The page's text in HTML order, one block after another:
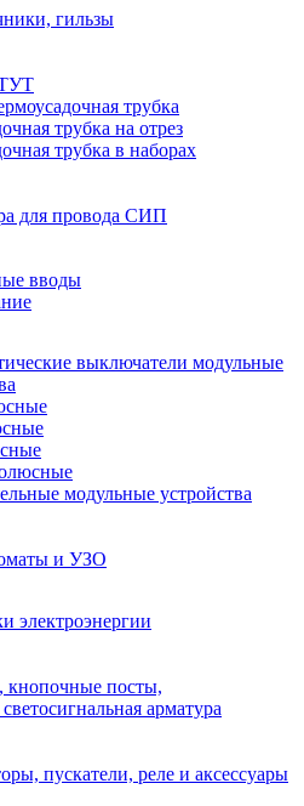
гильзы
трубка
трубка на отрез
трубка в наборах
для провода СИП
вводы
выключатели модульные
модульные устройства
и УЗО
электроэнергии
кнопочные посты,
арматура
пускатели, реле и аксессуары